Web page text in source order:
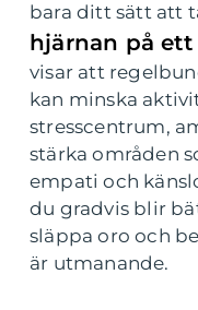
bara ditt sätt att
hjärnan på
visar att
kan minska
stresscentrum,
stärka områden
empati och
du gradvis blir
släppa oro och
är utmanande.